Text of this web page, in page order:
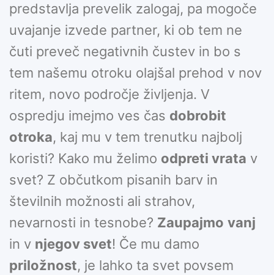
predstavlja prevelik zalogaj, pa mogoče
uvajanje izvede partner, ki ob tem ne
čuti preveč negativnih čustev in bo s
tem našemu otroku olajšal prehod v nov
ritem, novo področje življenja. V
ospredju imejmo ves čas dobrobit
otroka, kaj mu v tem trenutku najbolj
koristi? Kako mu želimo odpreti vrata v
svet? Z občutkom pisanih barv in
številnih možnosti ali strahov,
nevarnosti in tesnobe? Zaupajmo vanj
in v njegov svet! Če mu damo
priložnost, je lahko ta svet povsem